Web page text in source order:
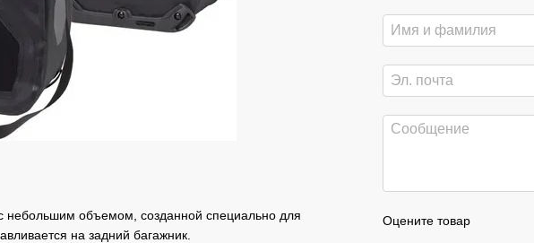
небольшим объемом, созданной специально для
на задний багажник.
Оцените товар